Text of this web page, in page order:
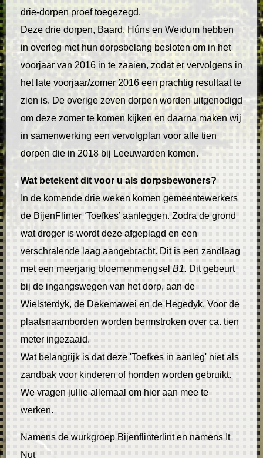
drie-dorpen proef toegezegd.
Deze drie dorpen, Baard, Húns en Weidum hebben
in overleg met hun dorpsbelang besloten om in het
voorjaar van 2016 in te zaaien, zodat er vervolgens in
het late voorjaar/zomer 2016 een prachtig resultaat te
zien is. De overige zeven dorpen worden uitgenodigd
om deze zomer te komen kijken en daarna maken wij
in samenwerking een vervolgplan voor alle tien
dorpen die in 2018 bij Leeuwarden komen.
Wat betekent dit voor u als dorpsbewoners?
In de komende drie weken komen gemeentewerkers
de BijenFlinter ‘Toefkes’ aanleggen. Zodra de grond
wat droger is wordt deze afgeplagd en een
verschralende laag aangebracht. Dit is een zandlaag
met een meerjarig bloemenmengsel B1. Dit gebeurt
bij de ingangswegen van het dorp, aan de
Wielsterdyk, de Dekemawei en de Hegedyk. Voor de
plaatsnaamborden worden bermstroken over ca. tien
meter ingezaaid.
Wat belangrijk is dat deze 'Toefkes in aanleg' niet als
zandbak voor kinderen of honden worden gebruikt.
We vragen jullie allemaal om hier aan mee te
werken.
Namens de wurkgroep Bijenflinterlint en namens It
Nut